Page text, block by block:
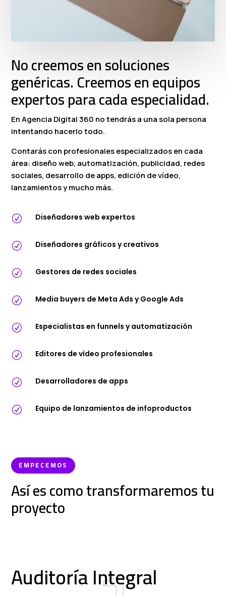
No creemos en soluciones
genéricas. Creemos en equipos
expertos para cada especialidad.
En Agencia Digital 360 no tendrás a una sola persona
intentando hacerlo todo.
Contarás con profesionales especializados en cada
área: diseño web, automatización, publicidad, redes
sociales, desarrollo de apps, edición de vídeo,
lanzamientos y mucho más.
R Diseñadores web expertos
R Diseñadores gráficos y creativos
R Gestores de redes sociales
R Media buyers de Meta Ads y Google Ads
R Especialistas en funnels y automatización
R Editores de vídeo profesionales
R Desarrolladores de apps
R Equipo de lanzamientos de infoproductos
EMPECEMOS
Así es como transformaremos tu
proyecto
Auditoría Integral